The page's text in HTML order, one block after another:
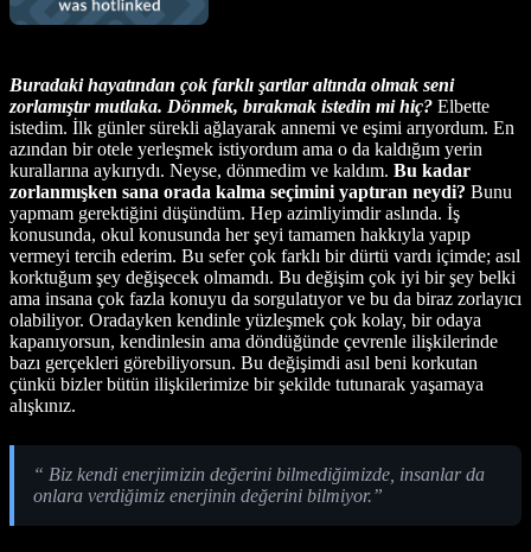
Buradaki hayatından çok farklı şartlar altında olmak seni
zorlamıştır mutlaka. Dönmek, bırakmak istedin mi hiç? Elbette
istedim. İlk günler sürekli ağlayarak annemi ve eşimi arıyordum. En
azından bir otele yerleşmek istiyordum ama o da kaldığım yerin
kurallarına aykırıydı. Neyse, dönmedim ve kaldım. Bu kadar
zorlanmışken sana orada kalma seçimini yaptıran neydi? Bunu
yapmam gerektiğini düşündüm. Hep azimliyimdir aslında. İş
konusunda, okul konusunda her şeyi tamamen hakkıyla yapıp
vermeyi tercih ederim. Bu sefer çok farklı bir dürtü vardı içimde; asıl
korktuğum şey değişecek olmamdı. Bu değişim çok iyi bir şey belki
ama insana çok fazla konuyu da sorgulatıyor ve bu da biraz zorlayıcı
olabiliyor. Oradayken kendinle yüzleşmek çok kolay, bir odaya
kapanıyorsun, kendinlesin ama döndüğünde çevrenle ilişkilerinde
bazı gerçekleri görebiliyorsun. Bu değişimdi asıl beni korkutan
çünkü bizler bütün ilişkilerimize bir şekilde tutunarak yaşamaya
alışkınız.
“ Biz kendi enerjimizin değerini bilmediğimizde, insanlar da
onlara verdiğimiz enerjinin değerini bilmiyor.”